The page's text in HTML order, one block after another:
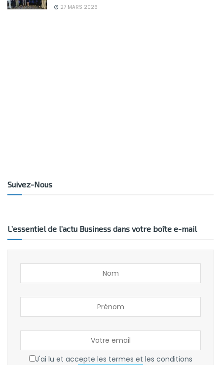
27 MARS 2026
Suivez-Nous
L’essentiel de l’actu Business dans votre boîte e-mail
J'ai lu et accepte les termes et les conditions